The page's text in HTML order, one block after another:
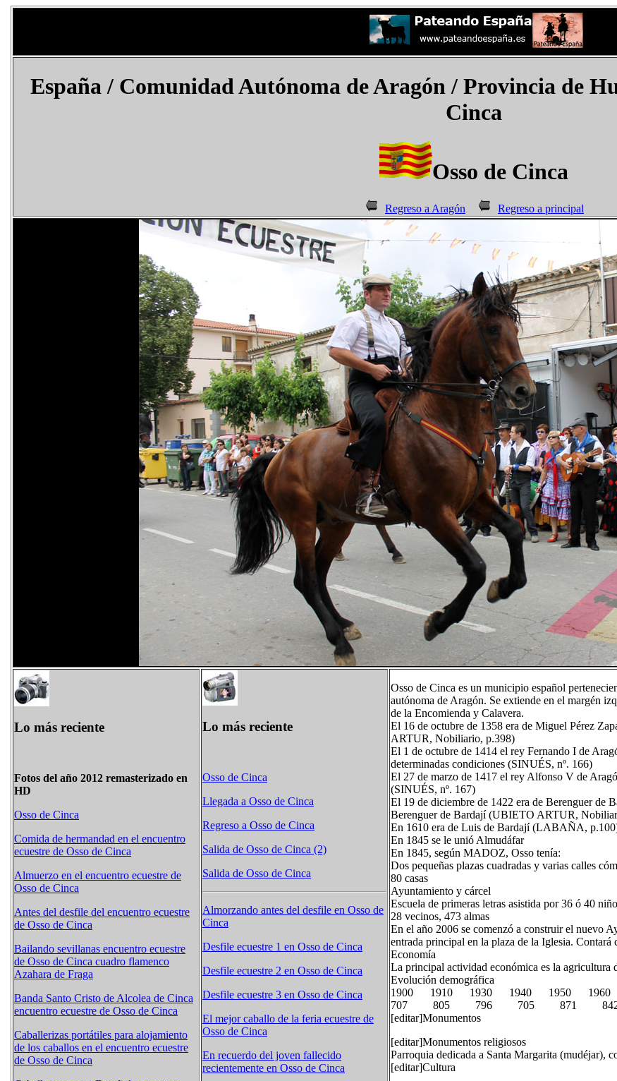
España/ Comunidad Autónoma de Aragón / Provincia de
Cinca
Osso de Cinca
Regreso a Aragón Regreso a principal
Lo más reciente
Fotos del año 2012 remasterizado en
HD
Osso de Cinca
Comida de hermandad en el encuentro
ecuestre de Osso de Cinca
Almuerzo en el encuentro ecuestre de
Osso de Cinca
Antes del desfile del encuentro ecuestre
de Osso de Cinca
Bailando sevillanas encuentro ecuestre
de Osso de Cinca cuadro flamenco
Azahara de Fraga
Banda Santo Cristo de Alcolea de Cinca
encuentro ecuestre de Osso de Cinca
Caballerizas portátiles para alojamiento
de los caballos en el encuentro ecuestre
de Osso de Cinca
Lo más reciente
Osso de Cinca
Llegada a Osso de Cinca
Regreso a Osso de Cinca
Salida de Osso de Cinca (2)
Salida de Osso de Cinca
Almorzando antes del desfile en Osso de
Cinca
Desfile ecuestre 1 en Osso de Cinca
Desfile ecuestre 2 en Osso de Cinca
Desfile ecuestre 3 en Osso de Cinca
El mejor caballo de la feria ecuestre de
Osso de Cinca
En recuerdo del joven fallecido
recientemente en Osso de Cinca
Osso de Cinca es un municipio español
autónoma de Aragón. Se extiende en el margén
de la Encomienda y Calavera.
El 16 de octubre de 1358 era de Miguel Pérez
ARTUR, Nobiliario, p.398)
El 1 de octubre de 1414 el rey Fernando I de
determinadas condiciones (SINUÉS, nº. 166)
El 27 de marzo de 1417 el rey Alfonso V de
(SINUÉS, nº. 167)
El 19 de diciembre de 1422 era de Berenguer de
Berenguer de Bardají (UBIETO ARTUR,
En 1610 era de Luis de Bardají (LABAÑA,
En 1845 se le unió Almudáfar
En 1845, según MADOZ, Osso tenía:
Dos pequeñas plazas cuadradas y varias calles
80 casas
Ayuntamiento y cárcel
Escuela de primeras letras asistida por 36 ó 40
28 vecinos, 473 almas
En el año 2006 se comenzó a construir el nuevo
entrada principal en la plaza de la Iglesia.
Economía
La principal actividad económica es la agricultura
Evolución demográfica
1900 1910 1930 1940 1950
707 805 796 705 871
[editar]Monumentos
[editar]Monumentos religiosos
Parroquia dedicada a Santa Margarita (mudéjar),
[editar]Cultura